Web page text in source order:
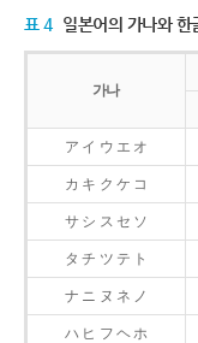
표 4 일본어의 가나와 한
가나
ア イ ウ エ オ
カ キ ク ケ コ
サ シ ス セ ソ
タ チ ツ テ ト
ナ ニ ヌ ネ ノ
ハ ヒ フ ヘ ホ